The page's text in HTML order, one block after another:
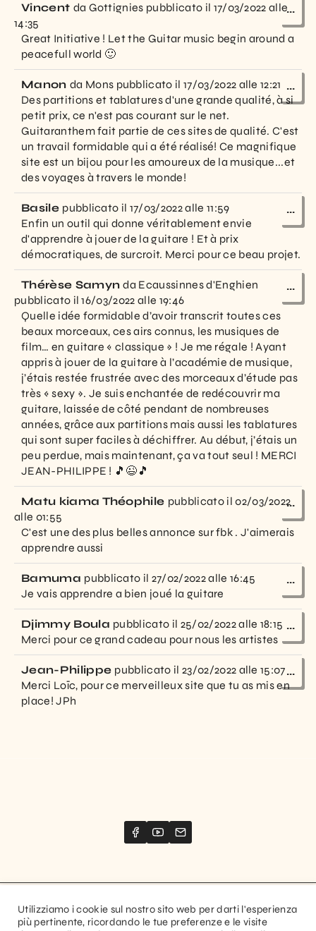
Vincent da Gottignies pubblicato il 17/03/2022 alle
14:35
Great Initiative ! Let the Guitar music begin around a
peacefull world 🙂
...
Manon da Mons pubblicato il 17/03/2022 alle 12:21
Des partitions et tablatures d'une grande qualité, à si
petit prix, ce n'est pas courant sur le net.
Guitaranthem fait partie de ces sites de qualité. C'est
un travail formidable qui a été réalisé! Ce magnifique
site est un bijou pour les amoureux de la musique...et
des voyages à travers le monde!
...
Basile pubblicato il 17/03/2022alle 11:59
Enfin un outil qui donne véritablement envie
d'apprendre à jouer de la guitare ! Et à prix
démocratiques, de surcroit. Merci pour ce beau projet.
...
Thérèse Samynda Ecaussinnes d'Enghien
pubblicato il 16/03/2022 alle 19:46
Quelle idée formidable d’avoir transcrit toutes ces
beaux morceaux, ces airs connus, les musiques de
film… en guitare « classique » ! Je me régale ! Ayant
appris à jouer de la guitare à l’académie de musique,
j’étais restée frustrée avec des morceaux d’étude pas
très « sexy ». Je suis enchantée de redécouvrir ma
guitare, laissée de côté pendant de nombreuses
années, grâce aux partitions mais aussi les tablatures
qui sont super faciles à déchiffrer. Au début, j’étais un
peu perdue, mais maintenant, ça va tout seul ! MERCI
JEAN-PHILIPPE ! 🎵😉🎵
...
Matu kiama Théophile pubblicato il 02/03/2022
alle 01:55
C'est une des plus belles annonce sur fbk . J'aimerais
apprendre aussi
...
Bamuma pubblicato il 27/02/2022alle 16:45
Je vais apprendre a bien joué la guitare
...
Djimmy Boula pubblicato il 25/02/2022alle 18:15
Merci pour ce grand cadeau pour nous les artistes
...
Jean-Philippe pubblicato il 23/02/2022 alle 15:07
Merci Loïc, pour ce merveilleux site que tu as mis en
place! JPh
...
Website created byStimize
Utilizziamo i cookie sul nostro sito web per darti l'esperienza
più pertinente, ricordando le tue preferenze e le visite